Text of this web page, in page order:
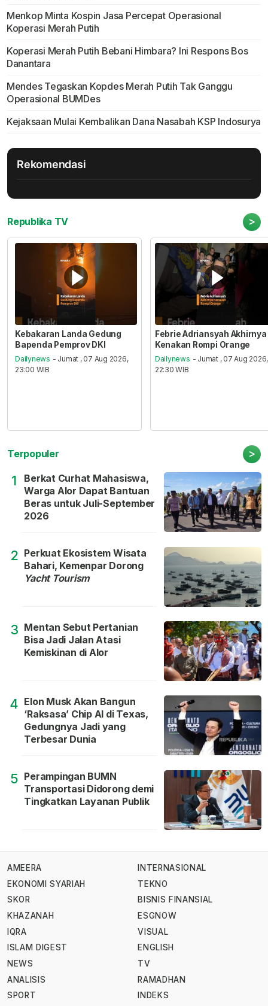
Menkop Minta Kospin Jasa Percepat Operasional
Koperasi Merah Putih
Koperasi Merah Putih Bebani Himbara? Ini Respons Bos
Danantara
Mendes Tegaskan Kopdes Merah Putih Tak Ganggu
Operasional BUMDes
Kejaksaan Mulai Kembalikan Dana Nasabah KSP Indosurya
Rekomendasi
Republika TV >
Kebakaran Landa Gedung
Bapenda Pemprov DKI
Dailynews - Jumat , 07 Aug 2026,
23:00 WIB
Febrie Adriansyah Akhirnya
Kenakan Rompi Orange
Dailynews - Jumat , 07 Aug 2026,
22:30 WIB
Terpopuler >
1
Berkat Curhat Mahasiswa,
Warga Alor Dapat Bantuan
Beras untuk Juli-September
2026
2 Perkuat Ekosistem Wisata
Bahari, Kemenpar Dorong
Yacht Tourism
3 Mentan Sebut Pertanian
Bisa Jadi Jalan Atasi
Kemiskinan di Alor
4 Elon Musk Akan Bangun
‘Raksasa’ Chip AI di Texas,
Gedungnya Jadi yang
Terbesar Dunia
5 Perampingan BUMN
Transportasi Didorong demi
Tingkatkan Layanan Publik
AMEERA
EKONOMI SYARIAH
SKOR
KHAZANAH
IQRA
ISLAM DIGEST
NEWS
ANALISIS
SPORT
INTERNASIONAL
TEKNO
BISNIS FINANSIAL
ESGNOW
VISUAL
ENGLISH
TV
RAMADHAN
INDEKS